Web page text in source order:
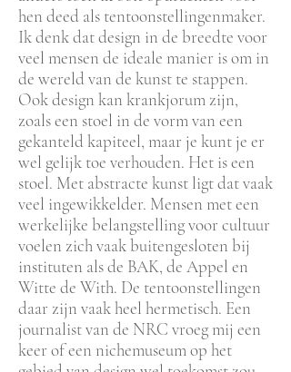
hen deed als tentoonstellingenmaker.
Ik denk dat design in de breedte voor
veel mensen de ideale manier is om in
de wereld van de kunst te stappen.
Ook design kan krankjorum zijn,
zoals een stoel in de vorm van een
gekanteld kapiteel, maar je kunt je er
wel gelijk toe verhouden. Het is een
stoel. Met abstracte kunst ligt dat vaak
veel ingewikkelder. Mensen met een
werkelijke belangstelling voor cultuur
voelen zich vaak buitengesloten bij
instituten als de BAK, de Appel en
Witte de With. De tentoonstellingen
daar zijn vaak heel hermetisch. Een
journalist van de NRC vroeg mij een
keer of een nichemuseum op het